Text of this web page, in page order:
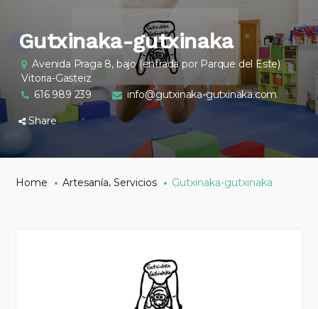
Gutxinaka-gutxinaka
Avenida Praga 8, bajo (entrada por Parque del Este)
Vitoria-Gasteiz
616 989 239
info@gutxinaka-gutxinaka.com
Share
Home Artesanía,Servicios Gutxinaka-gutxinaka